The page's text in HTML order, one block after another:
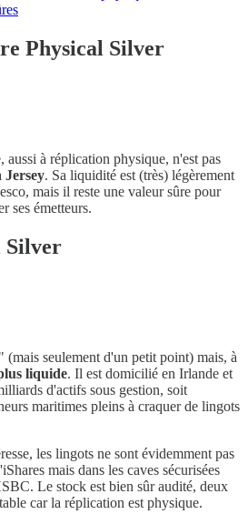
Physical Silver
aussi à réplication physique, n'est pas
Jersey. Sa liquidité est (très) légèrement
mais il reste une valeur sûre pour
ses émetteurs.
Silver
seulement d'un petit point) mais, à
liquide. Il est domicilié en Irlande et
d'actifs sous gestion, soit
maritimes pleins à craquer de lingots
les lingots ne sont évidemment pas
mais dans les caves sécurisées
Le stock est bien sûr audité, deux
car la réplication est physique.